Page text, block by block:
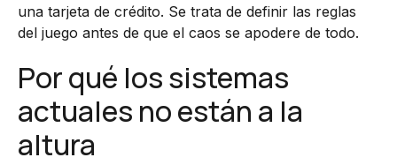
una tarjeta de crédito. Se trata de definir las reglas
del juego antes de que el caos se apodere de todo.
Por qué los sistemas
actuales no están a la
altura